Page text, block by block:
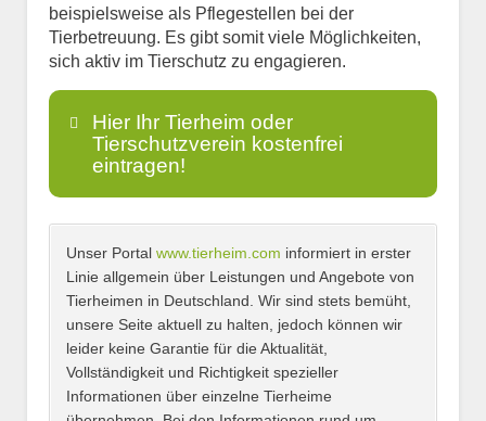
beispielsweise als Pflegestellen bei der
Tierbetreuung. Es gibt somit viele Möglichkeiten,
sich aktiv im Tierschutz zu engagieren.
Hier Ihr Tierheim oder
Tierschutzverein kostenfrei
eintragen!
Name*
E-Mail*
Unser Portal www.tierheim.com informiert in erster
Linie allgemein über Leistungen und Angebote von
Tierheimen in Deutschland. Wir sind stets bemüht,
unsere Seite aktuell zu halten, jedoch können wir
leider keine Garantie für die Aktualität,
Vollständigkeit und Richtigkeit spezieller
Informationen über einzelne Tierheime